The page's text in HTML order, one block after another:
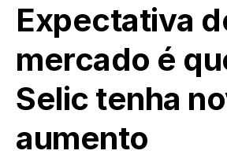
Expectativa
mercado é
Selic tenha
aumento